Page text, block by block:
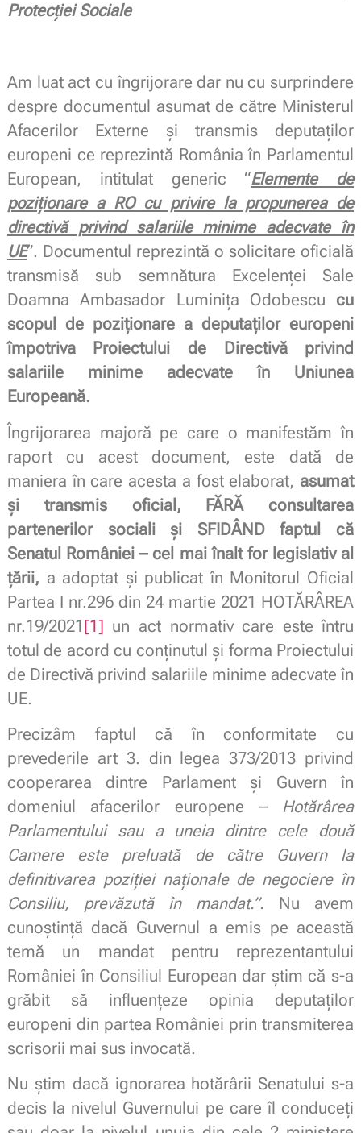
Protecției Sociale
Am luat act cu îngrijorare dar nu cu surprindere
despre documentul asumat de către Ministerul
Afacerilor Externe și transmis deputaților
europeni ce reprezintă România în Parlamentul
European, intitulat generic “Elemente de
poziționare a RO cu privire la propunerea de
directivă privind salariile minime adecvate în
UE”. Documentul reprezintă o solicitare oficială
transmisă sub semnătura Excelenței Sale
Doamna Ambasador Luminița Odobescu cu
scopul de poziționare a deputaților europeni
împotriva Proiectului de Directivă privind
salariile minime adecvate în Uniunea
Europeană.
Îngrijorarea majoră pe care o manifestăm în
raport cu acest document, este dată de
maniera în care acesta a fost elaborat, asumat
și transmis oficial, FĂRĂ consultarea
partenerilor sociali și SFIDÂND faptul că
Senatul României – cel mai înalt for legislativ al
țării, a adoptat și publicat în Monitorul Oficial
Partea I nr.296 din 24 martie 2021 HOTĂRÂREA
nr.19/2021[1] un act normativ care este întru
totul de acord cu conținutul și forma Proiectului
de Directivă privind salariile minime adecvate în
UE.
Precizâm faptul că în conformitate cu
prevederile art 3. din legea 373/2013 privind
cooperarea dintre Parlament și Guvern în
domeniul afacerilor europene – Hotărârea
Parlamentului sau a uneia dintre cele două
Camere este preluată de către Guvern la
definitivarea poziției naționale de negociere în
Consiliu, prevăzută în mandat.”. Nu avem
cunoștință dacă Guvernul a emis pe această
temă un mandat pentru reprezentantului
României în Consiliul European dar știm că s-a
grăbit să influențeze opinia deputaților
europeni din partea României prin transmiterea
scrisorii mai sus invocată.
Nu știm dacă ignorarea hotărârii Senatului s-a
decis la nivelul Guvernului pe care îl conduceți